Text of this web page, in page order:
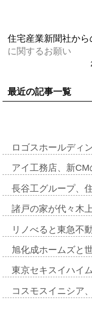
住宅産業新聞社から
に関するお願い
最近の記事一覧
ロゴスホールディ
アイ工務店、新
長谷工グループ、
諸戸の家が代々木
リノべると東急不
旭化成ホームズと
東京セキスイハイ
コスモスイニシア